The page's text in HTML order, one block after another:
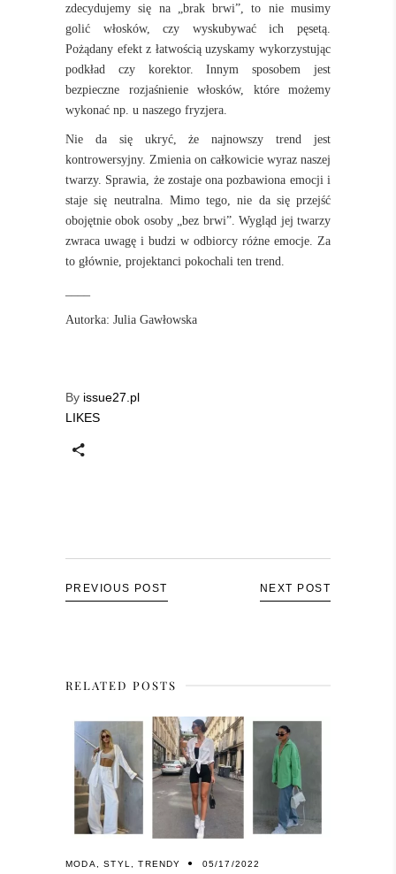
zdecydujemy się na „brak brwi”, to nie musimy
golić włosków, czy wyskubywać ich pęsetą.
Pożądany efekt z łatwością uzyskamy wykorzystując
podkład czy korektor. Innym sposobem jest
bezpieczne rozjaśnienie włosków, które możemy
wykonać np. u naszego fryzjera.
Nie da się ukryć, że najnowszy trend jest
kontrowersyjny. Zmienia on całkowicie wyraz naszej
twarzy. Sprawia, że zostaje ona pozbawiona emocji i
staje się neutralna. Mimo tego, nie da się przejść
obojętnie obok osoby „bez brwi”. Wygląd jej twarzy
zwraca uwagę i budzi w odbiorcy różne emocje. Za
to głównie, projektanci pokochali ten trend.
Autorka: Julia Gawłowska
By issue27.pl
LIKES
PREVIOUS POST NEXT POST
RELATED POSTS
MODA ,STYL ,TRENDY 05/17/2022